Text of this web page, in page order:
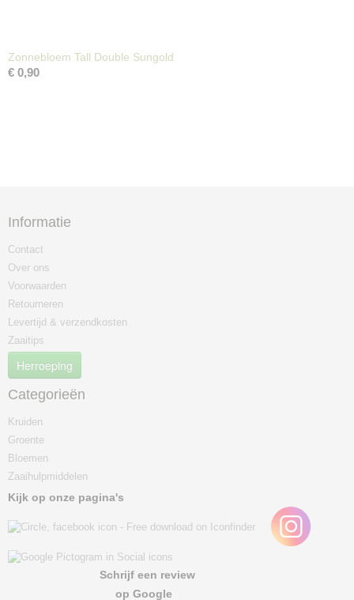
Zonnebloem Tall Double Sungold
€ 0,90
Informatie
Contact
Over ons
Voorwaarden
Retourneren
Levertijd & verzendkosten
Zaaitips
Herroeping
Categorieën
Kruiden
Groente
Bloemen
Zaaihulpmiddelen
Kijk op onze pagina's
Schrijf een review
op Google